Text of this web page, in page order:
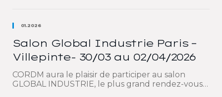
01.2026
Salon Global Industrie Paris –
Villepinte- 30/03 au 02/04/2026
CORDM aura le plaisir de participer au salon
GLOBAL INDUSTRIE, le plus grand rendez-vous